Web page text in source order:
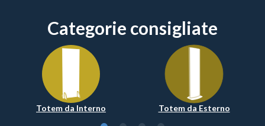
Categorie consigliate
Totem da Interno Totem da Esterno